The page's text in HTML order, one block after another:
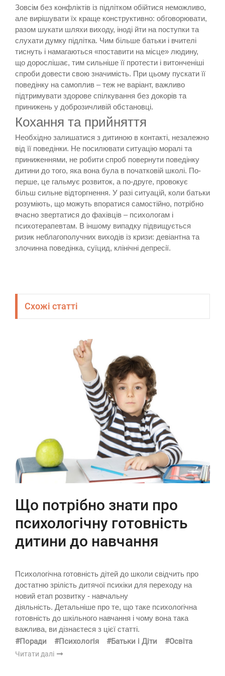
Зовсім без конфліктів із підлітком обійтися неможливо,
але вирішувати їх краще конструктивно: обговорювати,
разом шукати шляхи виходу, іноді йти на поступки та
слухати думку підлітка. Чим більше батьки і вчителі
тиснуть і намагаються «поставити на місце» людину,
що дорослішає, тим сильніше її протести і витонченіші
спроби довести свою значимість. При цьому пускати її
поведінку на самоплив – теж не варіант, важливо
підтримувати здорове спілкування без докорів та
принижень у доброзичливій обстановці.
Кохання та прийняття
Необхідно залишатися з дитиною в контакті, незалежно
від її поведінки. Не посилювати ситуацію моралі та
приниженнями, не робити спроб повернути поведінку
дитини до того, яка вона була в початковій школі. По-
перше, це гальмує розвиток, а по-друге, провокує
більш сильне відторгнення. У разі ситуацій, коли батьки
розуміють, що можуть впоратися самостійно, потрібно
вчасно звертатися до фахівців – психологам і
психотерапевтам. В іншому випадку підвищується
ризик неблагополучних виходів із кризи: девіантна та
злочинна поведінка, суїцид, клінічні депресії.
Схожі статті
Що потрібно знати про
психологічну готовність
дитини до навчання
Психологічна готовність дітей до школи свідчить про
достатню зрілість дитячої психіки для переходу на
новий етап розвитку - навчальну
діяльність. Детальніше про те, що таке психологічна
готовність до шкільного навчання і чому вона така
важлива, ви дізнаєтеся з цієї статті.
#Поради #Психологія #Батьки і Діти #Освіта
Читати далі